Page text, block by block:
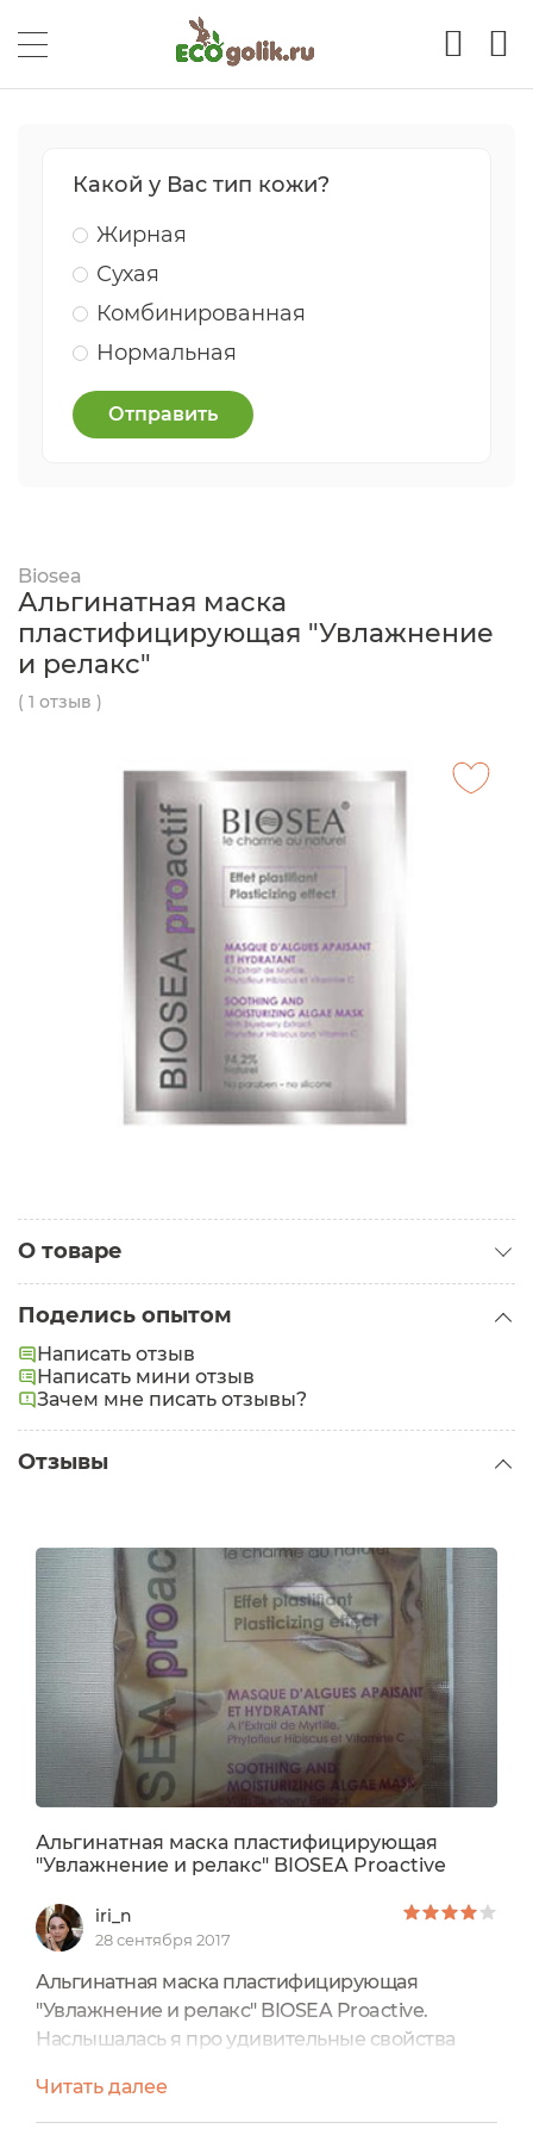
Какой у Вас тип кожи?
Жирная
Сухая
Комбинированная
Нормальная
Отправить
Biosea
Альгинатная маска
пластифицирующая "Увлажнение
и релакс"
( 1 отзыв )
О товаре
Задачи:
Увлажнение
Поделись опытом
Написать отзыв
Написать мини отзыв
Зачем мне писать отзывы?
Отзывы
Альгинатная маска пластифицирующая
"Увлажнение и релакс" BIOSEA Proactive
iri_n
28 сентября 2017
Альгинатная маска пластифицирующая
"Увлажнение и релакс" BIOSEA Proactive.
Наслышалась я про удивительные свойства
захотелось попробовать. Впечатления у меня
остались неоднозначные... Среди продукции
Читать далее